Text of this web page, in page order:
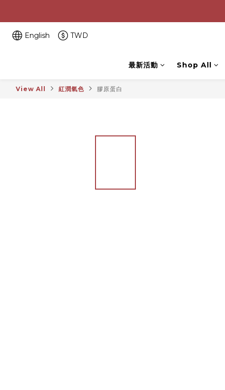
English TWD
最新活動 Shop All
View All 紅潤氣色 膠原蛋白